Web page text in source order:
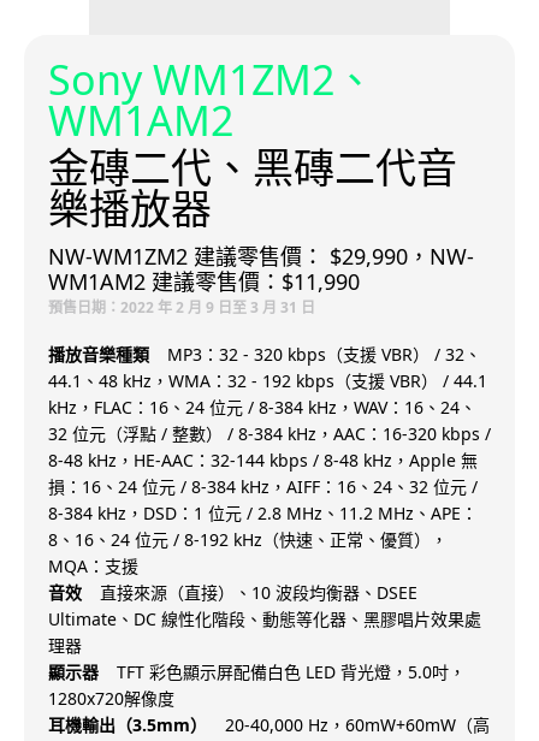
Sony WM1ZM2、
WM1AM2
金磚二代、黑磚二代音
樂播放器
NW-WM1ZM2 建議零售價： $29,990，NW-
WM1AM2 建議零售價：$11,990
預售日期：2022 年 2 月 9 日至 3 月 31 日
播放音樂種類
MP3：32 - 320 kbps（支援 VBR） / 32、
44.1、48 kHz，WMA：32 - 192 kbps（支援 VBR） / 44.1
kHz，FLAC：16、24 位元 / 8-384 kHz，WAV：16、24、
32 位元（浮點 / 整數） / 8-384 kHz，AAC：16-320 kbps /
8-48 kHz，HE-AAC：32-144 kbps / 8-48 kHz，Apple 無
損：16、24 位元 / 8-384 kHz，AIFF：16、24、32 位元 /
8-384 kHz，DSD：1 位元 / 2.8 MHz、11.2 MHz、APE：
8、16、24 位元 / 8-192 kHz（快速、正常、優質），
MQA：支援
音效
直接來源（直接）、10 波段均衡器、DSEE
Ultimate、DC 線性化階段、動態等化器、黑膠唱片效果處
理器
顯示器
TFT 彩色顯示屏配備白色 LED 背光燈，5.0吋，
1280x720解像度
耳機輸出（3.5mm）
20-40,000 Hz，60mW+60mW（高